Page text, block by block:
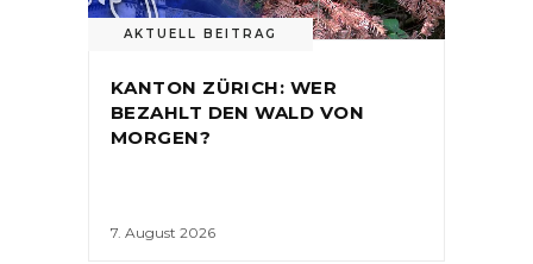
AKTUELL BEITRAG
KANTON ZÜRICH: WER
BEZAHLT DEN WALD VON
MORGEN?
7. August 2026